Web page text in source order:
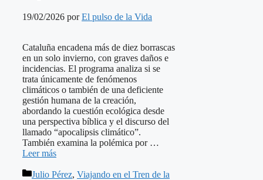
19/02/2026 porEl pulso de la Vida
Cataluña encadena más de diez borrascas
en un solo invierno, con graves daños e
incidencias. El programa analiza si se
trata únicamente de fenómenos
climáticos o también de una deficiente
gestión humana de la creación,
abordando la cuestión ecológica desde
una perspectiva bíblica y el discurso del
llamado “apocalipsis climático”.
También examina la polémica por …
Leer más
Categorías
Julio Pérez, Viajando en el Tren de la